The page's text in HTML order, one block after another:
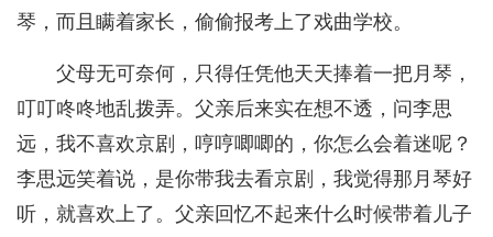
琴，而且瞒着家长，偷偷报考上了戏曲学校。
父母无可奈何，只得任凭他天天捧着一把月琴，
叮叮咚咚地乱拨弄。父亲后来实在想不透，问李思
远，我不喜欢京剧，哼哼唧唧的，你怎么会着迷呢？
李思远笑着说，是你带我去看京剧，我觉得那月琴好
听，就喜欢上了。父亲回忆不起来什么时候带着儿子